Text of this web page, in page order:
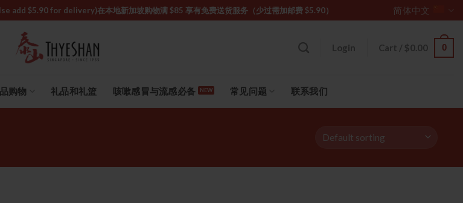
$5.90 for delivery)ㅤ在本地新加坡购物满 $85 享有免费送货服务（少过需加邮费 $5.90） 简体中文
Login Cart / $0.00 0
购物 礼品和礼篮 咳嗽感冒与流感必备 常见问题 联系我们